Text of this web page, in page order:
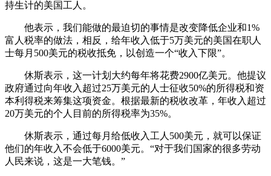
持生计的美国工人。
他表示，我们能做的最迫切的事情是改变降低企业和1%
富人税率的做法，相反，给年收入低于5万美元的美国在职人
士每月500美元的税收抵免，以创造一个“收入下限”。
休斯表示，这一计划大约每年将花费2900亿美元。他提议
政府通过向年收入超过25万美元的人士征收50%的所得税和资
本利得税来筹集这项资金。根据最新的税收改革，年收入超过
20万美元的个人目前的所得税率为35%。
休斯表示，通过每月给低收入工人500美元，就可以保证
他们的年收入不会低于6000美元。“对于我们国家的很多劳动
人民来说，这是一大笔钱。”